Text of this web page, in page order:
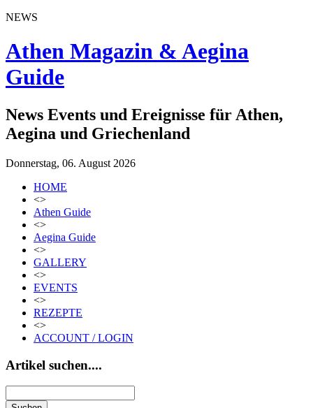
NEWS
Athen Magazin & Aegina
Guide
News Events und Ereignisse für Athen,
Aegina und Griechenland
Donnerstag, 06. August 2026
HOME
<>
Athen Guide
<>
Aegina Guide
<>
GALLERY
<>
EVENTS
<>
REZEPTE
<>
ACCOUNT / LOGIN
Artikel suchen....